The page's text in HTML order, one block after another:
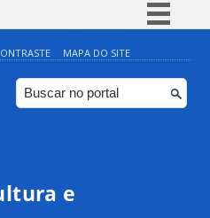
Simplifique!
Comunica BR
Participe
MAPA DO SITE
e